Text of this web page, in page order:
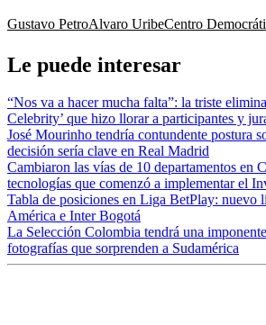
Gustavo PetroAlvaro UribeCentro
Le puede interesar
“Nos va a hacer mucha falta”: la triste
Celebrity’ que hizo llorar a participantes y
José Mourinho tendría contundente postura
decisión sería clave en Real Madrid
Cambiaron las vías de 10 departamentos en
tecnologías que comenzó a implementar el
Tabla de posiciones en Liga BetPlay: nuevo
América e Inter Bogotá
La Selección Colombia tendrá una
fotografías que sorprenden a Sudamérica